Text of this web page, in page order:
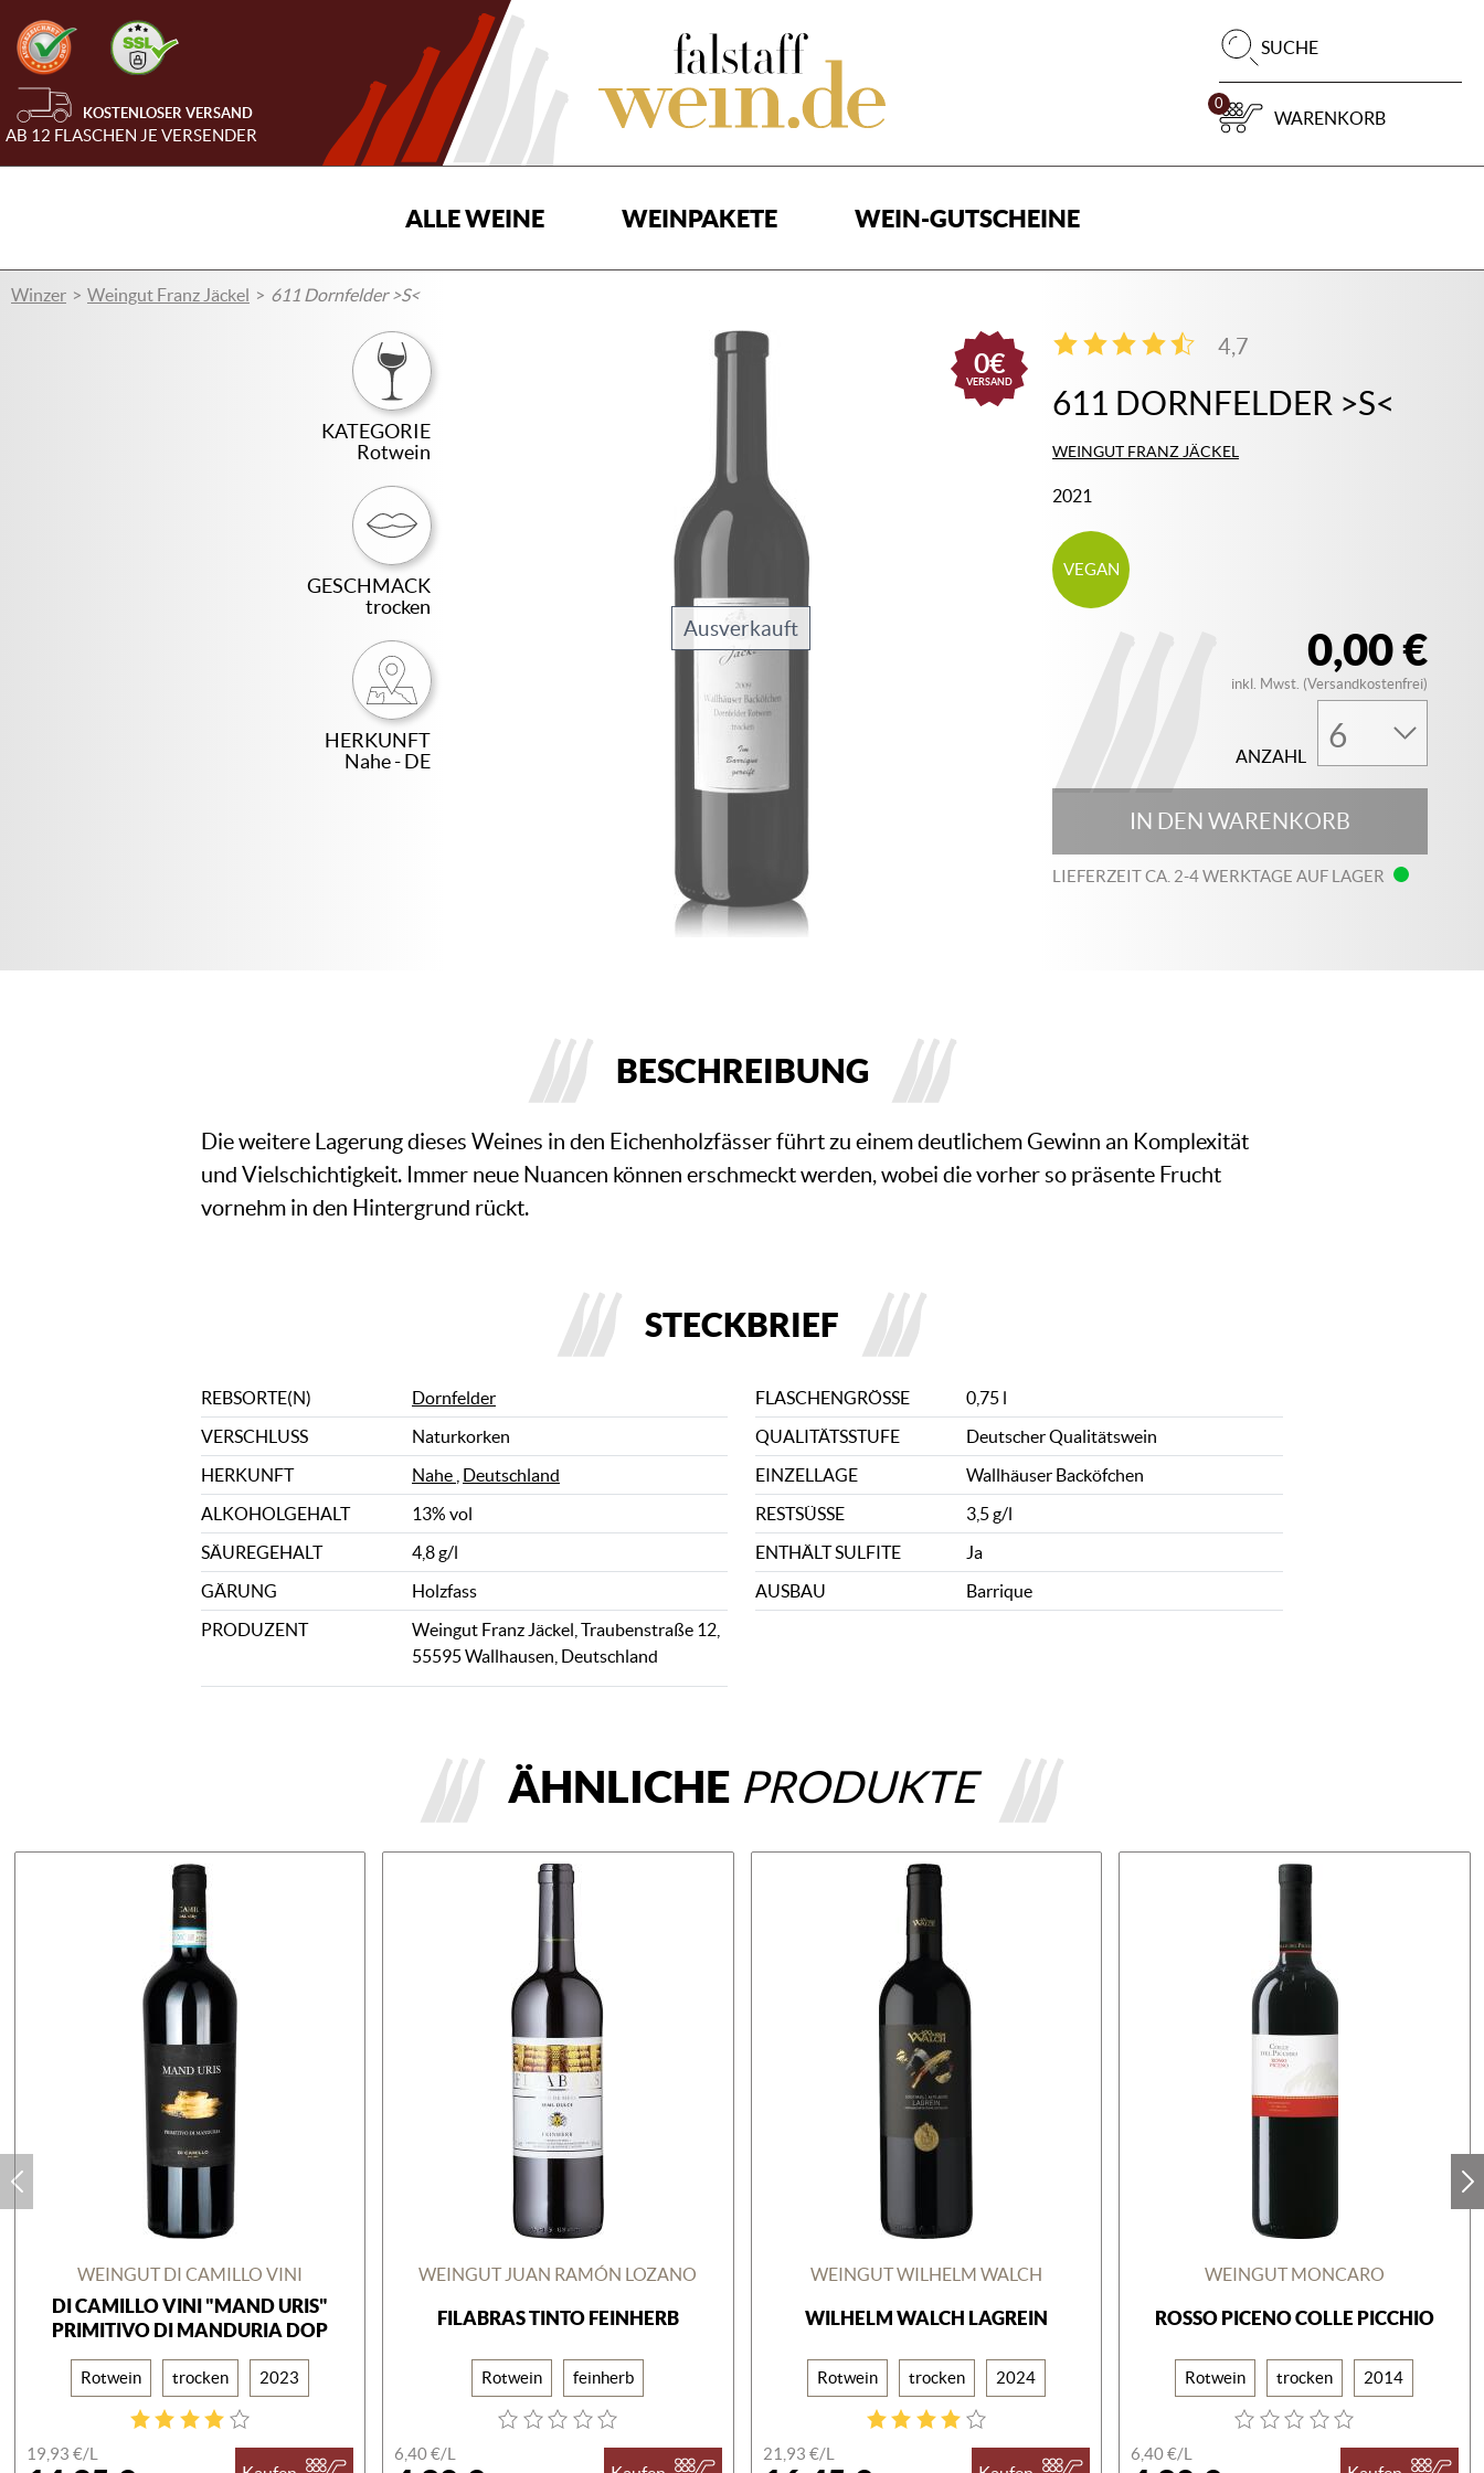
KOSTENLOSER VERSAND
AB 12 FLASCHEN JE VERSENDER
SUCHE
0
WARENKORB
ALLE WEINE WEINPAKETE WEIN-GUTSCHEINE
Winzer Weingut Franz Jäckel 611 Dornfelder >S<
0€
VERSAND
KATEGORIE
Rotwein
GESCHMACK
trocken
HERKUNFT
Nahe - DE
Ausverkauft
611 DORNFELDER >S<
WEINGUT FRANZ JÄCKEL
2021
4,7
3
VEGAN
0,00 €
inkl. Mwst. (Versandkostenfrei)
ANZAHL
IN DEN WARENKORB
LIEFERZEIT CA. 2-4 WERKTAGE AUF LAGER
BESCHREIBUNG
Die weitere Lagerung dieses Weines in den Eichenholzfässer führt zu einem deutlichem Gewinn an Komplexität
und Vielschichtigkeit. Immer neue Nuancen können erschmeckt werden, wobei die vorher so präsente Frucht
vornehm in den Hintergrund rückt.
STECKBRIEF
REBSORTE(N) Dornfelder FLASCHENGRÖSSE
0,75 l
VERSCHLUSS
Naturkorken QUALITÄTSSTUFE
Deutscher Qualitätswein
HERKUNFT
Nahe Deutschland EINZELLAGE
Wallhäuser Backöfchen
ALKOHOLGEHALT
13% vol RESTSÜSSE
3,5 g/l
SÄUREGEHALT
4,8 g/l ENTHÄLT SULFITE
Ja
GÄRUNG
Holzfass AUSBAU
Barrique
PRODUZENT
Weingut Franz Jäckel, Traubenstraße 12,
55595 Wallhausen, Deutschland
ÄHNLICHE PRODUKTE
WEINGUT DI CAMILLO VINI
DI CAMILLO VINI "MAND URIS"
PRIMITIVO DI MANDURIA DOP
Rotwein trocken 2023
19,93 €/L
WEINGUT JUAN RAMÓN LOZANO
FILABRAS TINTO FEINHERB
Rotwein feinherb
6,40 €/L
WEINGUT WILHELM WALCH
WILHELM WALCH LAGREIN
Rotwein trocken 2024
21,93 €/L
WEINGUT MONCARO
ROSSO PICENO COLLE PICCHIO
Rotwein trocken 2014
6,40 €/L